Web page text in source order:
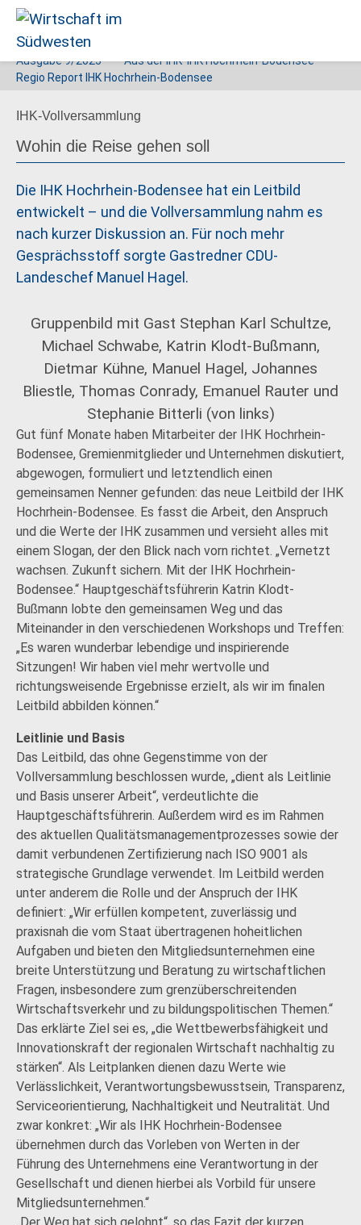
Wirtschaft
Südwesten
Ausgabe9/2025 Aus der IHK IHK Hochrhein-Bodensee
Regio Report IHK Hochrhein-Bodensee
IHK-Vollversammlung
Wohin die Reise gehen soll
Die IHK Hochrhein-Bodensee hat ein Leitbild
entwickelt – und die Vollversammlung nahm es
nach kurzer Diskussion an. Für noch mehr
Gesprächsstoff sorgte Gastredner CDU-
Landeschef Manuel Hagel.
Gruppenbild mit Gast Stephan Karl Schultze,
Michael Schwabe, Katrin Klodt-Bußmann,
Dietmar Kühne, Manuel Hagel, Johannes
Bliestle, Thomas Conrady, Emanuel Rauter und
Stephanie Bitterli (von links)
Gut fünf Monate haben Mitarbeiter der IHK Hochrhein-
Bodensee, Gremienmitglieder und Unternehmen diskutiert,
abgewogen, formuliert und letztendlich einen
gemeinsamen Nenner gefunden: das neue Leitbild der IHK
Hochrhein-Bodensee. Es fasst die Arbeit, den Anspruch
und die Werte der IHK zusammen und versieht alles mit
einem Slogan, der den Blick nach vorn richtet. „Vernetzt
wachsen. Zukunft sichern. Mit der IHK Hochrhein-
Bodensee.“ Hauptgeschäftsführerin Katrin Klodt-
Bußmann lobte den gemeinsamen Weg und das
Miteinander in den verschiedenen Workshops und Treffen:
„Es waren wunderbar lebendige und inspirierende
Sitzungen! Wir haben viel mehr wertvolle und
richtungsweisende Ergebnisse erzielt, als wir im finalen
Leitbild abbilden können.“
Leitlinie und Basis
Das Leitbild, das ohne Gegenstimme von der
Vollversammlung beschlossen wurde, „dient als Leitlinie
und Basis unserer Arbeit“, verdeutlichte die
Hauptgeschäftsführerin. Außerdem wird es im Rahmen
des aktuellen Qualitätsmanagementprozesses sowie der
damit verbundenen Zertifizierung nach ISO 9001 als
strategische Grundlage verwendet. Im Leitbild werden
unter anderem die Rolle und der Anspruch der IHK
definiert: „Wir erfüllen kompetent, zuverlässig und
praxisnah die vom Staat übertragenen hoheitlichen
Aufgaben und bieten den Mitgliedsunternehmen eine
breite Unterstützung und Beratung zu wirtschaftlichen
Fragen, insbesondere zum grenzüberschreitenden
Wirtschaftsverkehr und zu bildungspolitischen Themen.“
Das erklärte Ziel sei es, „die Wettbewerbsfähigkeit und
Innovationskraft der regionalen Wirtschaft nachhaltig zu
stärken“. Als Leitplanken dienen dazu Werte wie
Verlässlichkeit, Verantwortungsbewusstsein, Transparenz,
Serviceorientierung, Nachhaltigkeit und Neutralität. Und
zwar konkret: „Wir als IHK Hochrhein-Bodensee
übernehmen durch das Vorleben von Werten in der
Führung des Unternehmens eine Verantwortung in der
Gesellschaft und dienen hierbei als Vorbild für unsere
Mitgliedsunternehmen.“